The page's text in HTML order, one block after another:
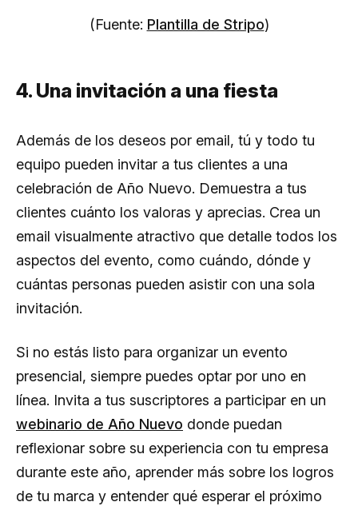
(Fuente: Plantilla de Stripo)
4. Una invitación a una fiesta
Además de los deseos por email, tú y todo tu
equipo pueden invitar a tus clientes a una
celebración de Año Nuevo. Demuestra a tus
clientes cuánto los valoras y aprecias. Crea un
email visualmente atractivo que detalle todos los
aspectos del evento, como cuándo, dónde y
cuántas personas pueden asistir con una sola
invitación.
Si no estás listo para organizar un evento
presencial, siempre puedes optar por uno en
línea. Invita a tus suscriptores a participar en un
webinario de Año Nuevo donde puedan
reflexionar sobre su experiencia con tu empresa
durante este año, aprender más sobre los logros
de tu marca y entender qué esperar el próximo